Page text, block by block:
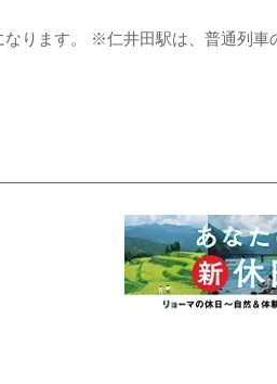
ります。 ※仁井田駅は、普通列車